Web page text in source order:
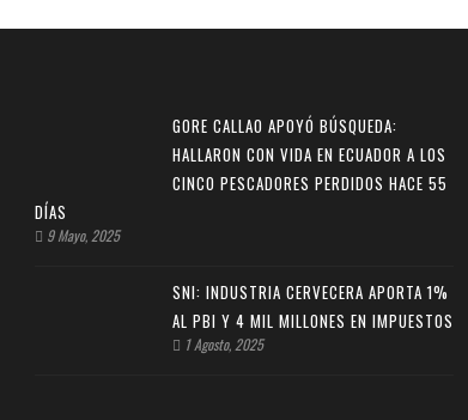
GORE CALLAO APOYÓ BÚSQUEDA:
HALLARON CON VIDA EN ECUADOR A LOS
CINCO PESCADORES PERDIDOS HACE 55
DÍAS
9 Mayo, 2025
SNI: INDUSTRIA CERVECERA APORTA 1%
AL PBI Y 4 MIL MILLONES EN IMPUESTOS
1 Agosto, 2025